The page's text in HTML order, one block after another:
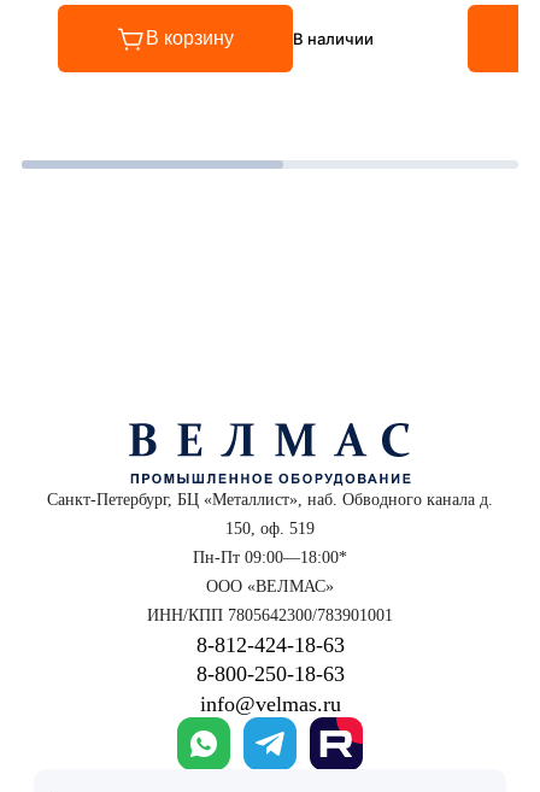
В корзину В наличии
Санкт-Петербург, БЦ «Металлист», наб. Обводного канала д.
150, оф. 519
Пн-Пт 09:00—18:00*
ООО «ВЕЛМАС»
ИНН/КПП 7805642300/783901001
8‑812‑424‑18‑63
8‑800‑250‑18‑63
info@velmas.ru